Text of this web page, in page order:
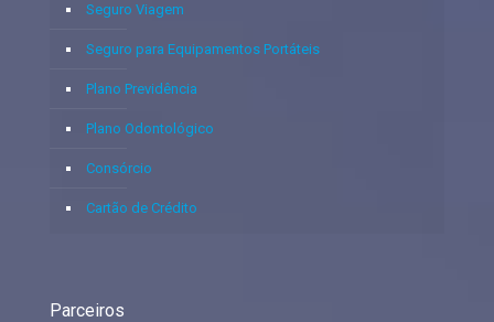
Seguro Viagem
Seguro para Equipamentos Portáteis
Plano Previdência
Plano Odontológico
Consórcio
Cartão de Crédito
Parceiros